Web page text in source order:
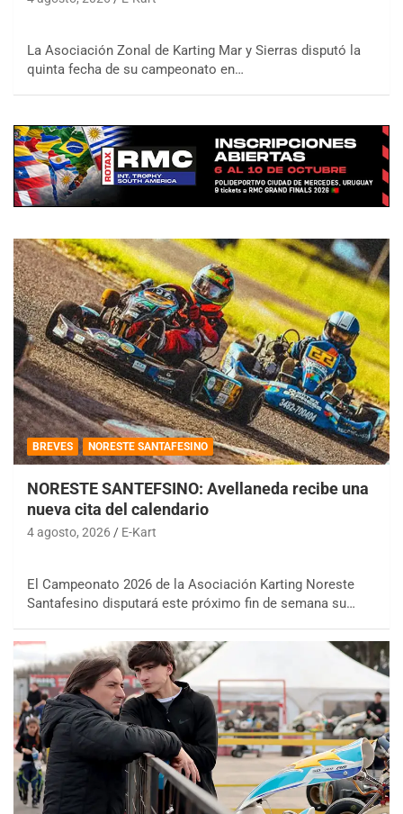
La Asociación Zonal de Karting Mar y Sierras disputó la
quinta fecha de su campeonato en…
BREVES NORESTE SANTAFESINO
NORESTE SANTEFSINO: Avellaneda recibe una
nueva cita del calendario
4 agosto, 2026 E-Kart
El Campeonato 2026 de la Asociación Karting Noreste
Santafesino disputará este próximo fin de semana su…